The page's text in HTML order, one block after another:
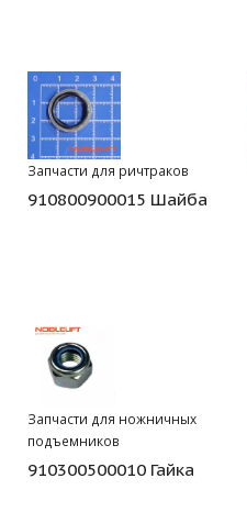
Запчасти для ричтраков
910800900015 Шайба
Запчасти для ножничных
подъемников
910300500010 Гайка